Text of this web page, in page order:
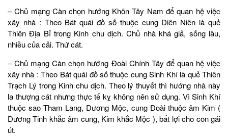
– Chủ mạng Càn chọn hướng Khôn Tây Nam để quan hệ việc
xây nhà : Theo Bát quái đồ số thuộc cung Diên Niên là quẻ
Thiên Địa Bỉ trong Kinh chu dịch. Chủ nhà khá giả, sống lâu,
nhiều của cải. Thứ cát.
– Chủ mạng Càn chọn hướng Đoài Chính Tây để quan hệ việc
xây nhà : Theo Bát quái đồ số thuộc cung Sinh Khí là quẻ Thiên
Trạch Lý trong Kinh chu dịch. Theo lý thuyết thì hướng nhà này
la thượng cát nhưng thực tế kỵ không nên sử dụng. Vì Sinh Khí
thuộc sao Tham Lang, Dương Mộc, cung Đoài thuộc âm Kim (
Dương Tinh khắc âm cung, Kim khắc Mộc ), bất lợi cho con gái
út.